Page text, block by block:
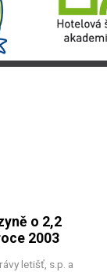
o 2,2
2003
letišť, s.p. a